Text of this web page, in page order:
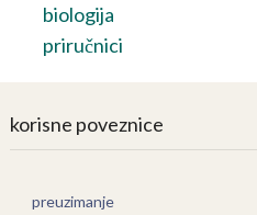
biologija
priručnici
korisne poveznice
preuzimanje